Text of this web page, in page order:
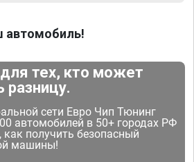
автомобиль!
тех, кто может
разницу.
сети Евро Чип Тюнинг
автомобилей в 50+ городах РФ
получить безопасный
машины!